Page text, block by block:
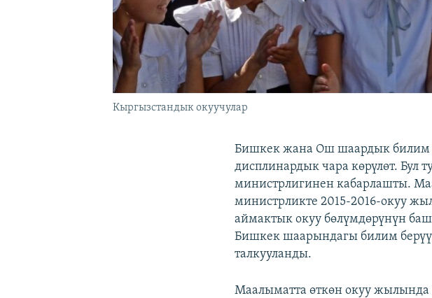
Кыргызстандык окуучулар
Бишкек жана Ош шаардык билим
дисплинардык чара көрүлөт. Бул
министрлигинен кабарлашты.
министрликте 2015-2016-окуу
аймактык окуу бөлүмдөрүнүн
Бишкек шаарындагы билим
талкууланды.
Маалыматта өткөн окуу жылында